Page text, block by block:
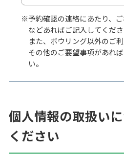
※予約確認の連絡にあたり、
などあればご記入してくださ
また、ボウリング以外のご
その他のご要望事項があれ
い。
個人情報の取扱い
ください